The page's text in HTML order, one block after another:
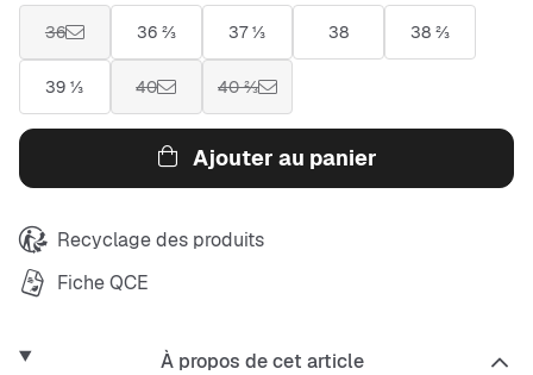
36 36 ⅔ 37 ⅓ 38 38 ⅔
39 ⅓ 40 40 ⅔
Ajouter au panier
Recyclage des produits
Fiche QCE
À propos de cet article